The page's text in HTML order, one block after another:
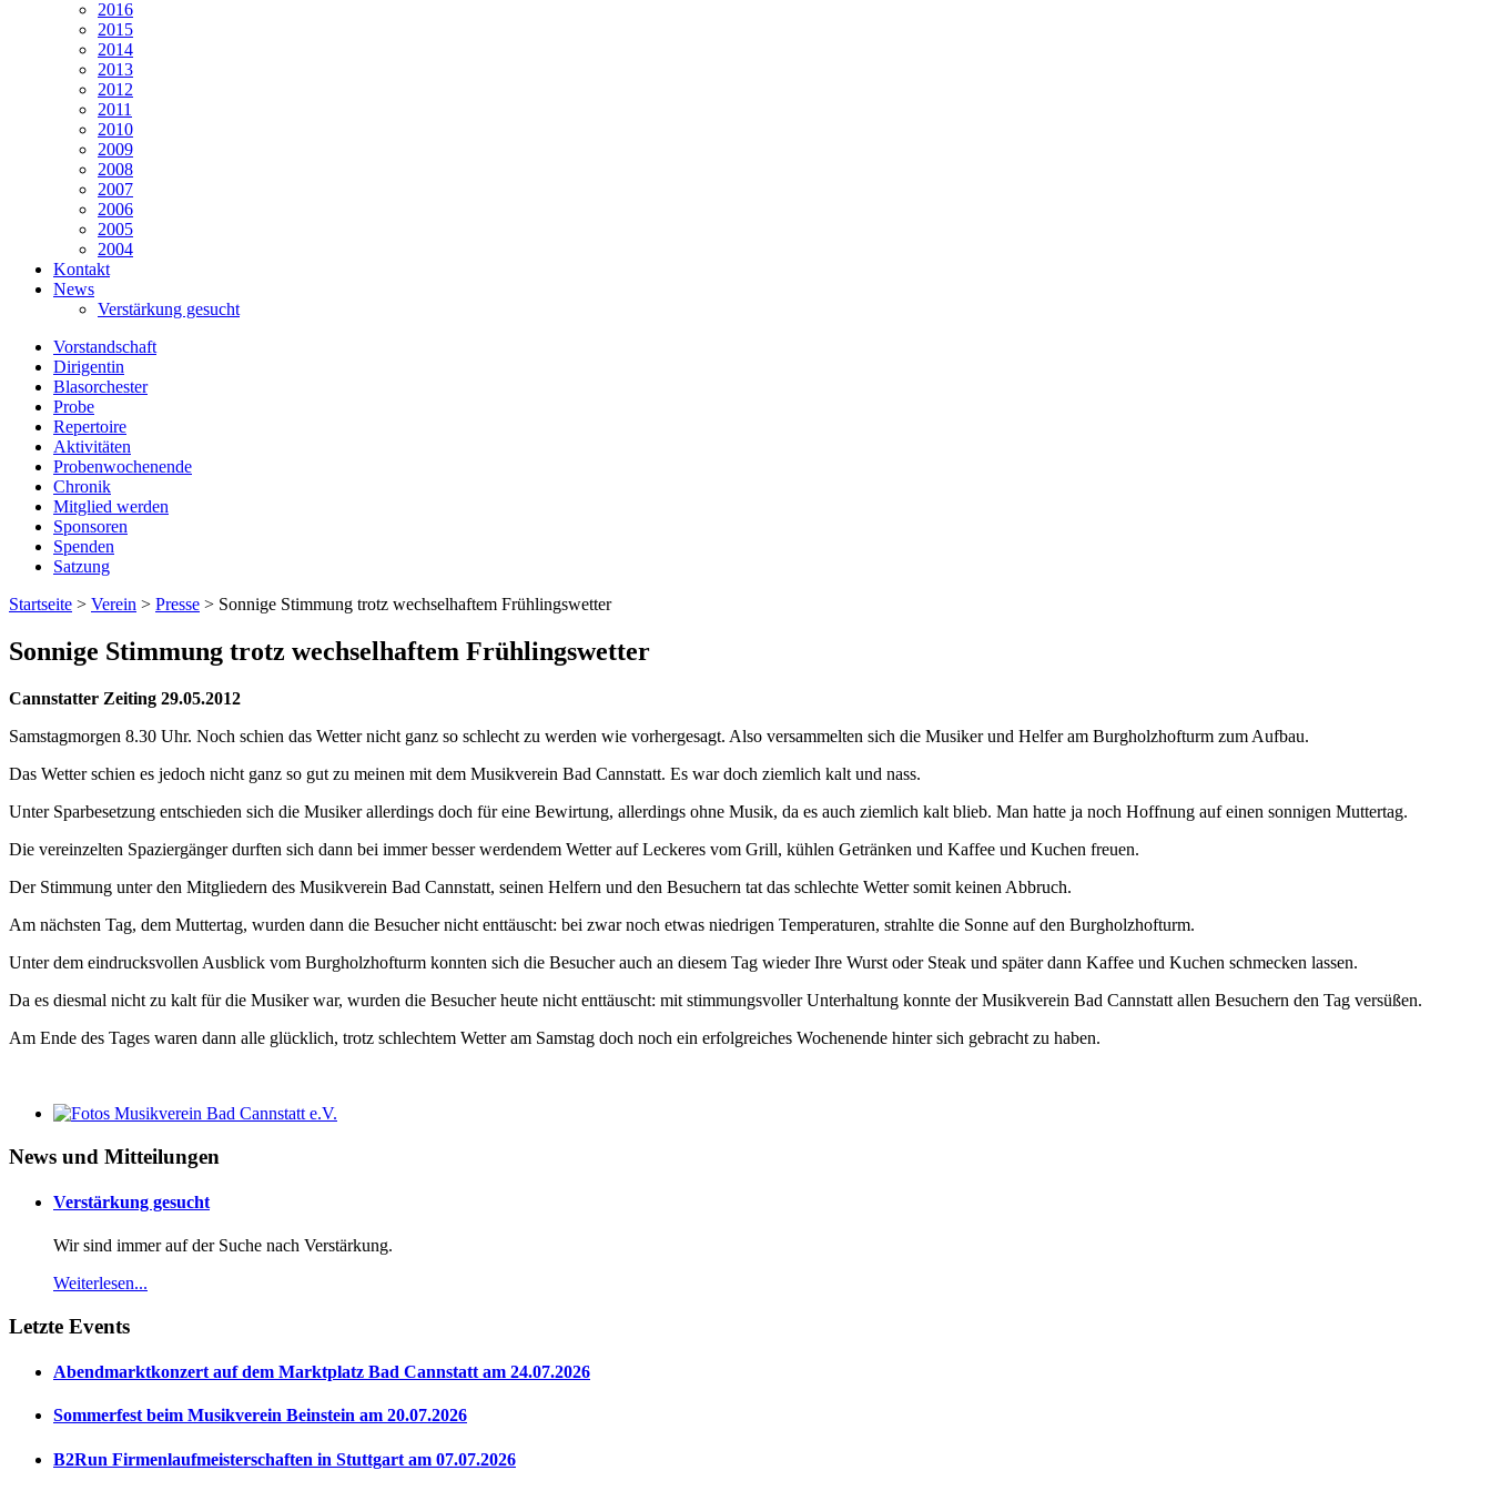
2016
2015
2014
2013
2012
2011
2010
2009
2008
2007
2006
2005
2004
Kontakt
News
Verstärkung gesucht
Vorstandschaft
Dirigentin
Blasorchester
Probe
Repertoire
Aktivitäten
Probenwochenende
Chronik
Mitglied werden
Sponsoren
Spenden
Satzung
Startseite > Verein > Presse > Sonnige Stimmung trotz wechselhaftem Frühlingswetter
Sonnige Stimmung trotz wechselhaftem Frühlingswetter
Cannstatter Zeiting 29.05.2012
Samstagmorgen 8.30 Uhr. Noch schien das Wetter nicht ganz so schlecht zu werden wie vorhergesagt. Also versammelten sich die Musiker und Helfer am Burgholzhofturm zum Aufbau.
Das Wetter schien es jedoch nicht ganz so gut zu meinen mit dem Musikverein Bad Cannstatt. Es war doch ziemlich kalt und nass.
Unter Sparbesetzung entschieden sich die Musiker allerdings doch für eine Bewirtung, allerdings ohne Musik, da es auch ziemlich kalt blieb. Man hatte ja noch Hoffnung auf einen sonnigen Muttertag.
Die vereinzelten Spaziergänger durften sich dann bei immer besser werdendem Wetter auf Leckeres vom Grill, kühlen Getränken und Kaffee und Kuchen freuen.
Der Stimmung unter den Mitgliedern des Musikverein Bad Cannstatt, seinen Helfern und den Besuchern tat das schlechte Wetter somit keinen Abbruch.
Am nächsten Tag, dem Muttertag, wurden dann die Besucher nicht enttäuscht: bei zwar noch etwas niedrigen Temperaturen, strahlte die Sonne auf den Burgholzhofturm.
Unter dem eindrucksvollen Ausblick vom Burgholzhofturm konnten sich die Besucher auch an diesem Tag wieder Ihre Wurst oder Steak und später dann Kaffee und Kuchen schmecken lassen.
Da es diesmal nicht zu kalt für die Musiker war, wurden die Besucher heute nicht enttäuscht: mit stimmungsvoller Unterhaltung konnte der Musikverein Bad Cannstatt allen Besuchern den Tag versüßen.
Am Ende des Tages waren dann alle glücklich, trotz schlechtem Wetter am Samstag doch noch ein erfolgreiches Wochenende hinter sich gebracht zu haben.
News und Mitteilungen
Verstärkung gesucht
Wir sind immer auf der Suche nach Verstärkung.
Weiterlesen...
Letzte Events
Abendmarktkonzert auf dem Marktplatz Bad Cannstatt am 24.07.2026
Sommerfest beim Musikverein Beinstein am 20.07.2026
B2Run Firmenlaufmeisterschaften in Stuttgart am 07.07.2026